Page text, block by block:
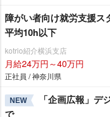
障がい者向け就労支援ス
平均10h以下
kotrio紹介横浜支店
月給24万円～40万円
正社員 / 神奈川県
NEW
「企画広報」デ
で